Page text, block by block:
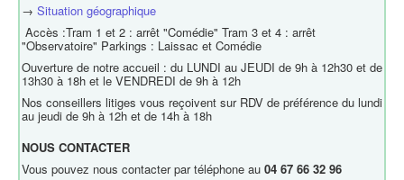
→ Situation géographique
Accès :Tram 1 et 2 : arrêt "Comédie" Tram 3 et 4 : arrêt
"Observatoire" Parkings : Laissac et Comédie
Ouverture de notre accueil : du LUNDI au JEUDI de 9h à 12h30 et de
13h30 à 18h et le VENDREDI de 9h à 12h
Nos conseillers litiges vous reçoivent sur RDV de préférence du lundi
au jeudi de 9h à 12h et de 14h à 18h
NOUS CONTACTER
Vous pouvez nous contacter par téléphone au 04 67 66 32 96